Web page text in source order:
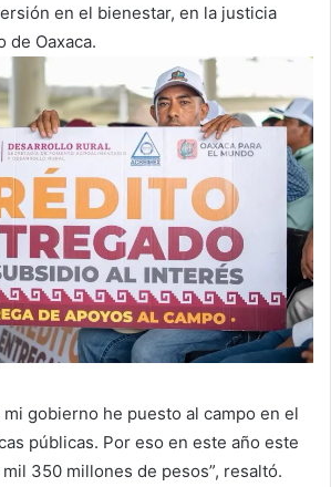
en el bienestar, en la justicia
de Oaxaca.
gobierno he puesto al campo en el
públicas. Por eso en este año este
350 millones de pesos”, resaltó.